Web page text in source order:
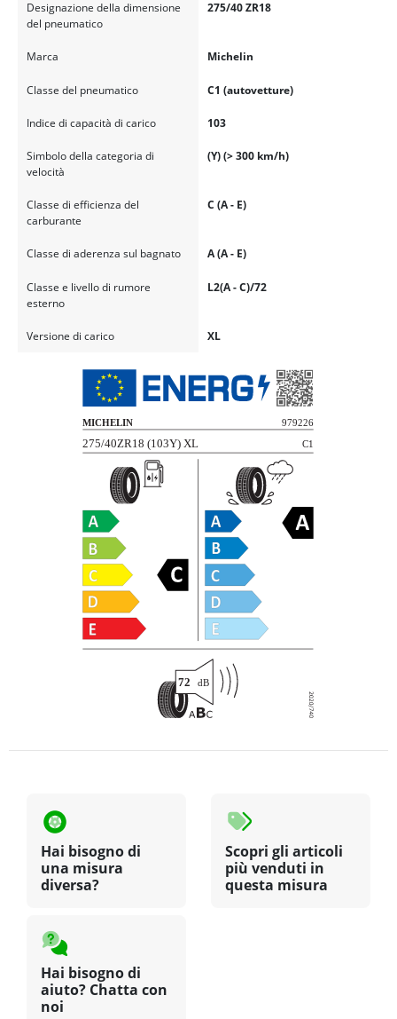
Designazione della dimensione
del pneumatico
275/40 ZR18
Marca Michelin
Classe del pneumatico C1 (autovetture)
Indice di capacità di carico 103
Simbolo della categoria di
velocità
(Y) (> 300 km/h)
Classe di efficienza del
carburante
C (A - E)
Classe di aderenza sul bagnato A (A - E)
Classe e livello di rumore
esterno
L2(A - C)/72
Versione di carico XL
Hai bisogno di
una misura
diversa?
Scopri gli articoli
più venduti in
questa misura
Hai bisogno di
aiuto? Chatta con
noi